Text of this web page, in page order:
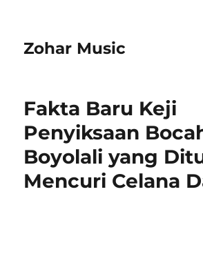
Zohar Music
Fakta Baru Keji
Penyiksaan
Boyolali yang
Mencuri Celana